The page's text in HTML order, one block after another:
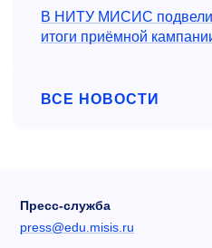
В НИТУ МИСИС подвели
итоги приёмной
ВСЕ НОВОСТИ
Пресс-служба
press@edu.misis.ru